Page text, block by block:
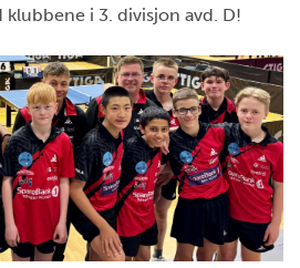
klubbene i 3. divisjon avd. D!